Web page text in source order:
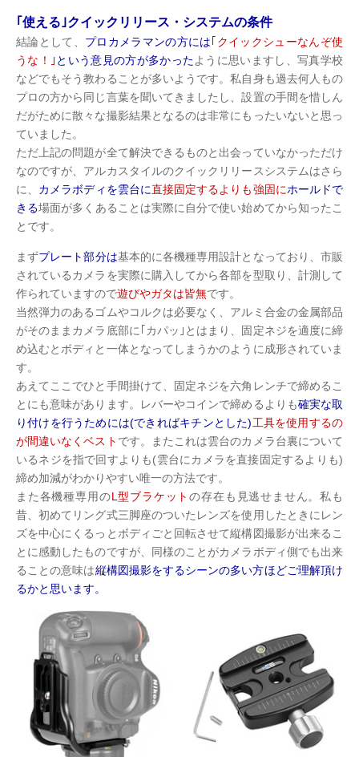
｢使える｣クイックリリース・システムの条件
結論として、 プロカメラマンの方には ｢クイックシューなんぞ使
うな！｣ という意見の方が多かったように思いますし、写真学校
などでもそう教わることが多いようです。私自身も過去何人もの
プロの方から同じ言葉を聞いてきましたし、設置の手間を惜しん
だがために散々な撮影結果となるのは非常にもったいないと思っ
ていました。
ただ上記の問題が全て解決できるものと出会っていなかっただけ
なのですが、アルカスタイルのクイックリリースシステムはさら
に、 カメラボディを雲台に直接固定するよりも強固にホールドで
きる場面が多くあることは実際に自分で使い始めてから知ったこ
とです。
まずプレート部分は基本的に各機種専用設計となっており、市販
されているカメラを実際に購入してから各部を型取り、計測して
作られていますので遊びやガタは皆無です。
当然弾力のあるゴムやコルクは必要なく、アルミ合金の金属部品
がそのままカメラ底部に｢カパッ｣とはまり、固定ネジを適度に締
め込むとボディと一体となってしまうかのように成形されていま
す。
あえてここでひと手間掛けて、固定ネジを六角レンチで締めるこ
とにも意味があります。レバーやコインで締めるよりも確実な取
り付けを行うためには(できればキチンとした)工具を使用するの
が間違いなくベスト です。またこれは雲台のカメラ台裏について
いるネジを指で回すよりも(雲台にカメラを直接固定するよりも)
締め加減がわかりやすい唯一の方法です。
また各機種専用のL型ブラケットの存在も見逃せません。私も
昔、初めてリング式三脚座のついたレンズを使用したときにレン
ズを中心にくるっとボディごと回転させて縦構図撮影が出来るこ
とに感動したものですが、同様のことがカメラボディ側でも出来
ることの意味は縦構図撮影をするシーンの多い方ほどご理解頂け
るかと思います。